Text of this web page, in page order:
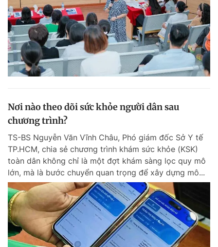
Video Magazine
Sản phẩm khác
Tiện ích Bạn cần biết
Đọc Thanh Niên trên điện thoại
Theo dõi báo trên
Nơi nào theo dõi sức khỏe người dân sau
chương trình?
TS-BS Nguyễn Văn Vĩnh Châu, Phó giám đốc Sở Y tế
TP.HCM, chia sẻ chương trình khám sức khỏe (KSK)
toàn dân không chỉ là một đợt khám sàng lọc quy mô
lớn, mà là bước chuyển quan trọng để xây dựng mô...